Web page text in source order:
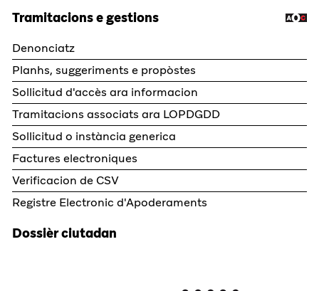
Tramitacions e gestions
Denonciatz
Planhs, suggeriments e propòstes
Sollicitud d'accès ara informacion
Tramitacions associats ara LOPDGDD
Sollicitud o instància generica
Factures electroniques
Verificacion de CSV
Registre Electronic d'Apoderaments
Dossièr ciutadan